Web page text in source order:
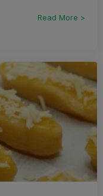
Read More >